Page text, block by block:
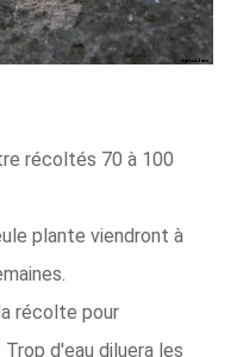
récoltés 70 à 100
plante viendront à
récolte pour
d'eau diluera les